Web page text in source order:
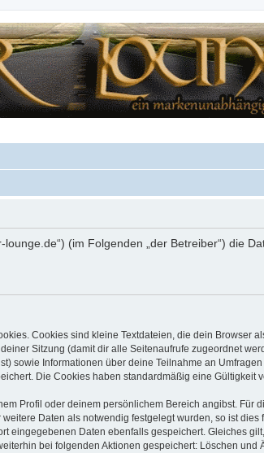
(im Folgenden „der Betreiber“) die
Cookies sind kleine Textdateien, die dein Browser
Sitzung (damit dir alle Seitenaufrufe zugeordnet
sowie Informationen über deine Teilnahme an
Die Cookies haben standardmäßig eine Gültigkeit
Profil oder deinem persönlichem Bereich angibst. Für
Daten als notwendig festgelegt wurden, so ist
eingegebenen Daten ebenfalls gespeichert. Gleiches
bei folgenden Aktionen gespeichert: Löschen